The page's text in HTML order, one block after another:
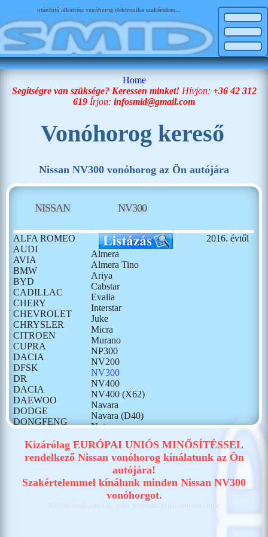
utánfutó alkatrész vonóhorog elektronika szakértelem...
Home
Segítségre van szüksége? Keressen minket! Hívjon: +36 42 312
619 Írjon: infosmid@gmail.com
Vonóhorog kereső
Nissan NV300 vonóhorog az Ön autójára
NISSAN NV300
ALFA ROMEO
AUDI
AVIA
BMW
BYD
CADILLAC
CHERY
CHEVROLET
CHRYSLER
CITROEN
CUPRA
DACIA
DFSK
DR
DACIA
DAEWOO
DODGE
DONGFENG
FORD
GONOW
HUMMER
Almera
Almera Tino
Ariya
Cabstar
Evalia
Interstar
Juke
Micra
Murano
NP300
NV200
NV300
NV400
NV400 (X62)
Navara
Navara (D40)
Note
Pathfinder
Patrol
Pixo
Primastar
Primera
Qashqai (J10)
2016. évtől
Kizárólag EURÓPAI UNIÓS MINŐSÍTÉSSEL
rendelkező Nissan vonóhorog kínálatunk az Ön
autójára!
Szakértelemmel kínálunk minden Nissan NV300
vonóhorgot.
NV300 bosal auto-hak, galia, westfalia, brink, auguszt, thule,